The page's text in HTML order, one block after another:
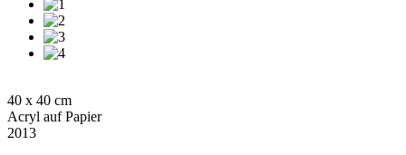
40 x 40 cm
Acryl auf Papier
2013